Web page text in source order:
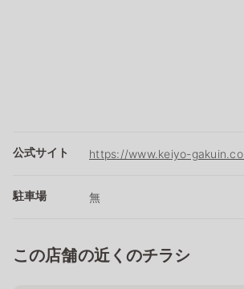
公式サイト https://www.keiyo-
駐車場 無
この店舗の近くのチラシ